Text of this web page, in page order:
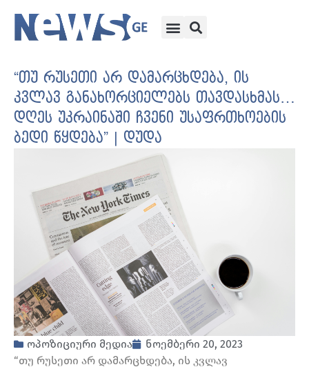
“თუ რუსეთი არ დამარცხდება, ის
კვლავ განახორციელებს თავდასხმას…
დღეს უკრაინაში ჩვენი უსაფრთხოების
ბედი წყდება” | დუდა
ოპოზიციური მედია
ნოემბერი 20, 2023
“თუ რუსეთი არ დამარცხდება, ის კვლავ